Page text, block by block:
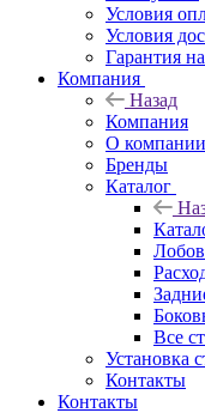
Условия
Условия
Гарантия
Компания
Назад
Компания
О компании
Бренды
Каталог
Все
Установка
Контакты
Контакты